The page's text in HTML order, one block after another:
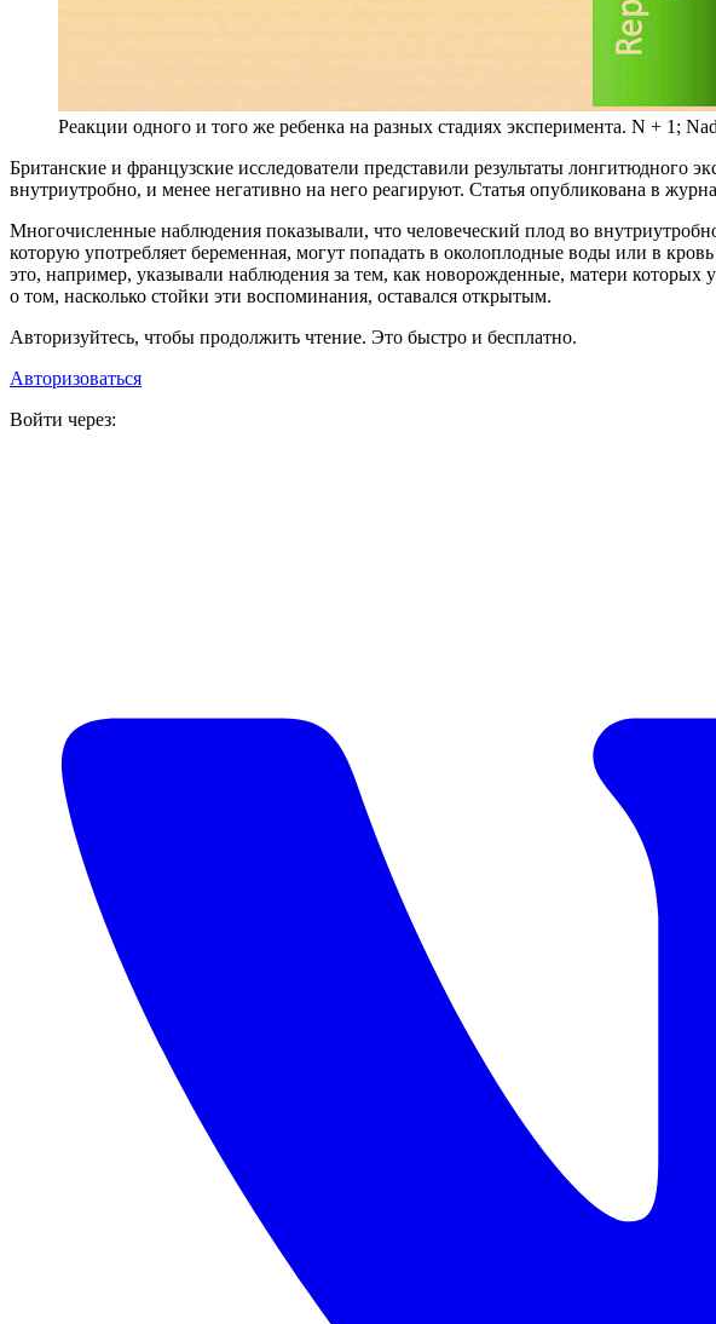
Реакции одного и того же ребенка на разных стадиях эксперимента. N + 1;
Британские и французские исследователи представили результаты
внутриутробно, и менее негативно на него реагируют. Статья опубликована в
Многочисленные наблюдения показывали, что человеческий плод во
которую употребляет беременная, могут попадать в околоплодные воды или в
это, например, указывали наблюдения за тем, как новорожденные, матери
о том, насколько стойки эти воспоминания, оставался открытым.
Авторизуйтесь, чтобы продолжить чтение. Это быстро и бесплатно.
Авторизоваться
Войти через: